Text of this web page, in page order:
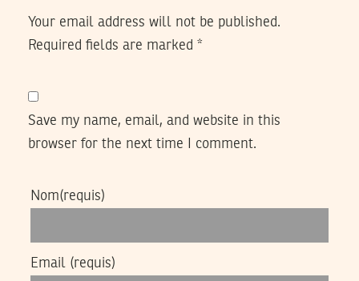
Your email address will not be published.
Required fields are marked *
Save my name, email, and website in this
browser for the next time I comment.
Nom(requis)
Email (requis)